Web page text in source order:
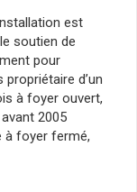
est
soutien de
pour
d’un
à foyer ouvert,
2005
à foyer fermé,